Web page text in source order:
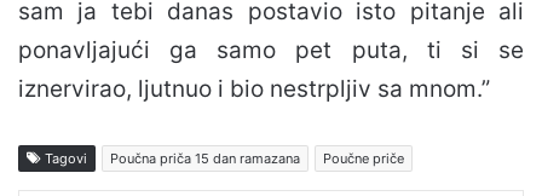
sam ja tebi danas postavio isto pitanje ali
ponavljajući ga samo pet puta, ti si se
iznervirao, ljutnuo i bio nestrpljiv sa mnom.”
Tagovi Poučna priča 15 dan ramazana Poučne priče